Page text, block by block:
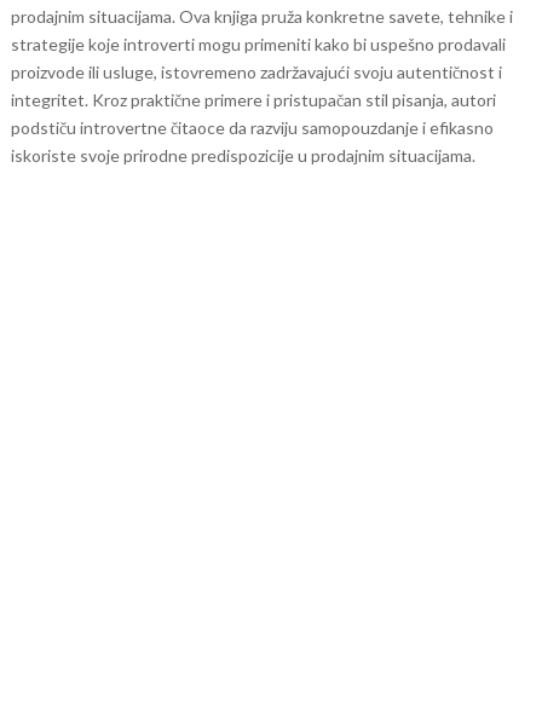
prodajnim situacijama. Ova knjiga pruža konkretne savete, tehnike i
strategije koje introverti mogu primeniti kako bi uspešno prodavali
proizvode ili usluge, istovremeno zadržavajući svoju autentičnost i
integritet. Kroz praktične primere i pristupačan stil pisanja, autori
podstiču introvertne čitaoce da razviju samopouzdanje i efikasno
iskoriste svoje prirodne predispozicije u prodajnim situacijama.